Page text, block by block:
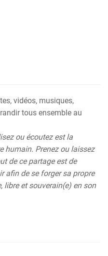
vidéos, musiques,
tous ensemble au
ou écoutez est la
humain. Prenez ou laissez
de ce partage est de
afin de se forger sa propre
libre et souverain(e) en son